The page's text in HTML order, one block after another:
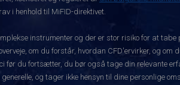
i henhold til MiFID-direktivet.
instrumenter og der er stor risiko for at
om du forstår, hvordan CFD'ervirker, og
før du fortsætter, du bør også tage din relevante
og tager ikke hensyn til dine personlige